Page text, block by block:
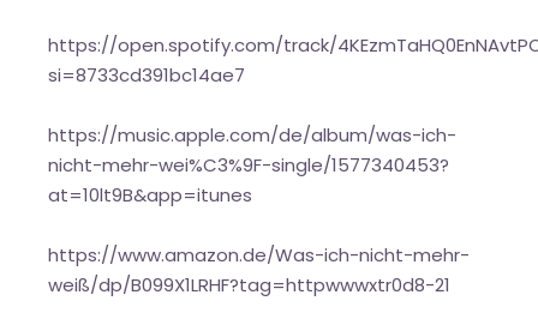
https://open.spotify.com/track/
si=8733cd391bc14ae7
https://music.apple.com/de/album/was-ich-
nicht-mehr-wei%C3%9F-single/1577340453?
at=10lt9B&app=itunes
https://www.amazon.de/Was-ich-nicht-mehr-
weiß/dp/B099X1LRHF?tag=httpwwwxtr0d8-21